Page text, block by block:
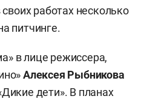
работах несколько
питчинге.
в лице режиссера,
Алексея Рыбникова
дети». В планах